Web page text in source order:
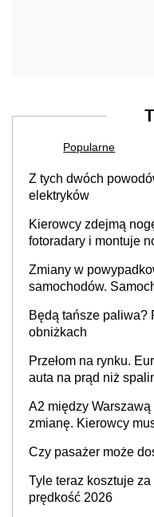
Popularne
Z tych dwóch
elektryków
Kierowcy zdejmą
fotoradary i montuje
Zmiany w
samochodów.
producenta
Będą tańsze paliwa?
obniżkach
Przełom na rynku.
auta na prąd niż
A2 między
zmianę. Kierowcy
Czy pasażer może
Tyle teraz kosztuje
prędkość 2026